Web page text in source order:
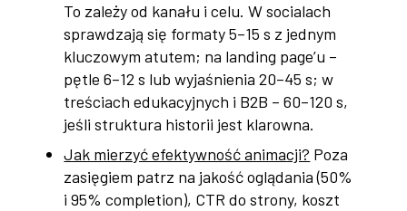
To zależy od kanału i celu. W socialach
sprawdzają się formaty 5–15 s z jednym
kluczowym atutem; na landing page’u –
pętle 6–12 s lub wyjaśnienia 20–45 s; w
treściach edukacyjnych i B2B – 60–120 s,
jeśli struktura historii jest klarowna.
Jak mierzyć efektywność animacji? Poza
zasięgiem patrz na jakość oglądania (50%
i 95% completion), CTR do strony, koszt